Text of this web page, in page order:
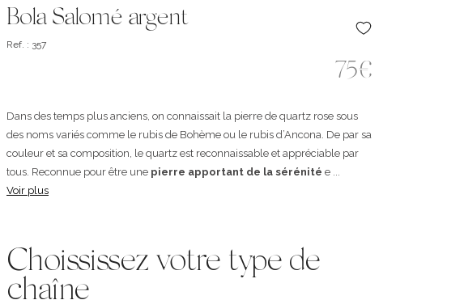
Bola Salomé argent
Ref. : 357
75€
Dans des temps plus anciens, on connaissait la pierre de quartz rose sous
des noms variés comme le rubis de Bohème ou le rubis d’Ancona. De par sa
couleur et sa composition, le quartz est reconnaissable et appréciable par
tous. Reconnue pour être une pierre apportant de la sérénité e ...
Voir plus
Choississez votre type de
chaîne